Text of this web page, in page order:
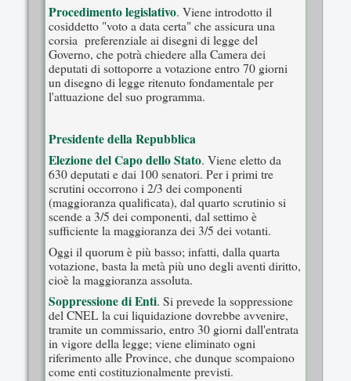
Procedimento legislativo. Viene introdotto il
cosiddetto "voto a data certa" che assicura una
corsia preferenziale ai disegni di legge del
Governo, che potrà chiedere alla Camera dei
deputati di sottoporre a votazione entro 70 giorni
un disegno di legge ritenuto fondamentale per
l'attuazione del suo programma.
Presidente della Repubblica
Elezione del Capo dello Stato. Viene eletto da
630 deputati e dai 100 senatori. Per i primi tre
scrutini occorrono i 2/3 dei componenti
(maggioranza qualificata), dal quarto scrutinio si
scende a 3/5 dei componenti, dal settimo è
sufficiente la maggioranza dei 3/5 dei votanti.
Oggi il quorum è più basso; infatti, dalla quarta
votazione, basta la metà più uno degli aventi diritto,
cioè la maggioranza assoluta.
Soppressione di Enti. Si prevede la soppressione
del CNEL la cui liquidazione dovrebbe avvenire,
tramite un commissario, entro 30 giorni dall'entrata
in vigore della legge; viene eliminato ogni
riferimento alle Province, che dunque scompaiono
come enti costituzionalmente previsti.